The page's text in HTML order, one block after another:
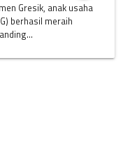
Gresik, anak usaha
berhasil meraih